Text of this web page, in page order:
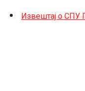
Извештај о